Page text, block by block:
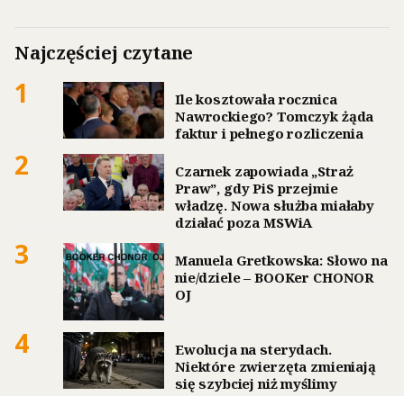
Najczęściej czytane
1
Ile kosztowała rocznica
Nawrockiego? Tomczyk żąda
faktur i pełnego rozliczenia
2
Czarnek zapowiada „Straż
Praw”, gdy PiS przejmie
władzę. Nowa służba miałaby
działać poza MSWiA
3
Manuela Gretkowska: Słowo na
nie/dziele – BOOKer CHONOR
OJ
4
Ewolucja na sterydach.
Niektóre zwierzęta zmieniają
się szybciej niż myślimy